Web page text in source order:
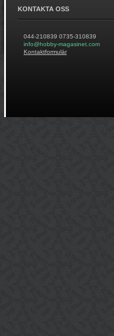
KONTAKTA OSS
044-210839 0735-310839
info@hobby-magasinet.com
Kontaktformulär